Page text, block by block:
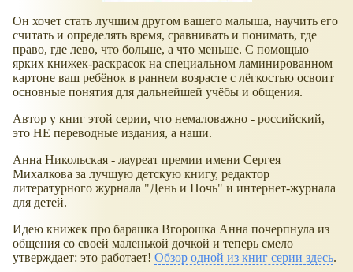
Он хочет стать лучшим другом вашего малыша, научить его
считать и определять время, сравнивать и понимать, где
право, где лево, что больше, а что меньше. С помощью
ярких книжек-раскрасок на специальном ламинированном
картоне ваш ребёнок в раннем возрасте с лёгкостью освоит
основные понятия для дальнейшей учёбы и общения.
Автор у книг этой серии, что немаловажно - российский,
это НЕ переводные издания, а наши.
Анна Никольская - лауреат премии имени Сергея
Михалкова за лучшую детскую книгу, редактор
литературного журнала "День и Ночь" и интернет-журнала
для детей.
Идею книжек про барашка Вгорошка Анна почерпнула из
общения со своей маленькой дочкой и теперь смело
утверждает: это работает! Обзор одной из книг серии здесь.